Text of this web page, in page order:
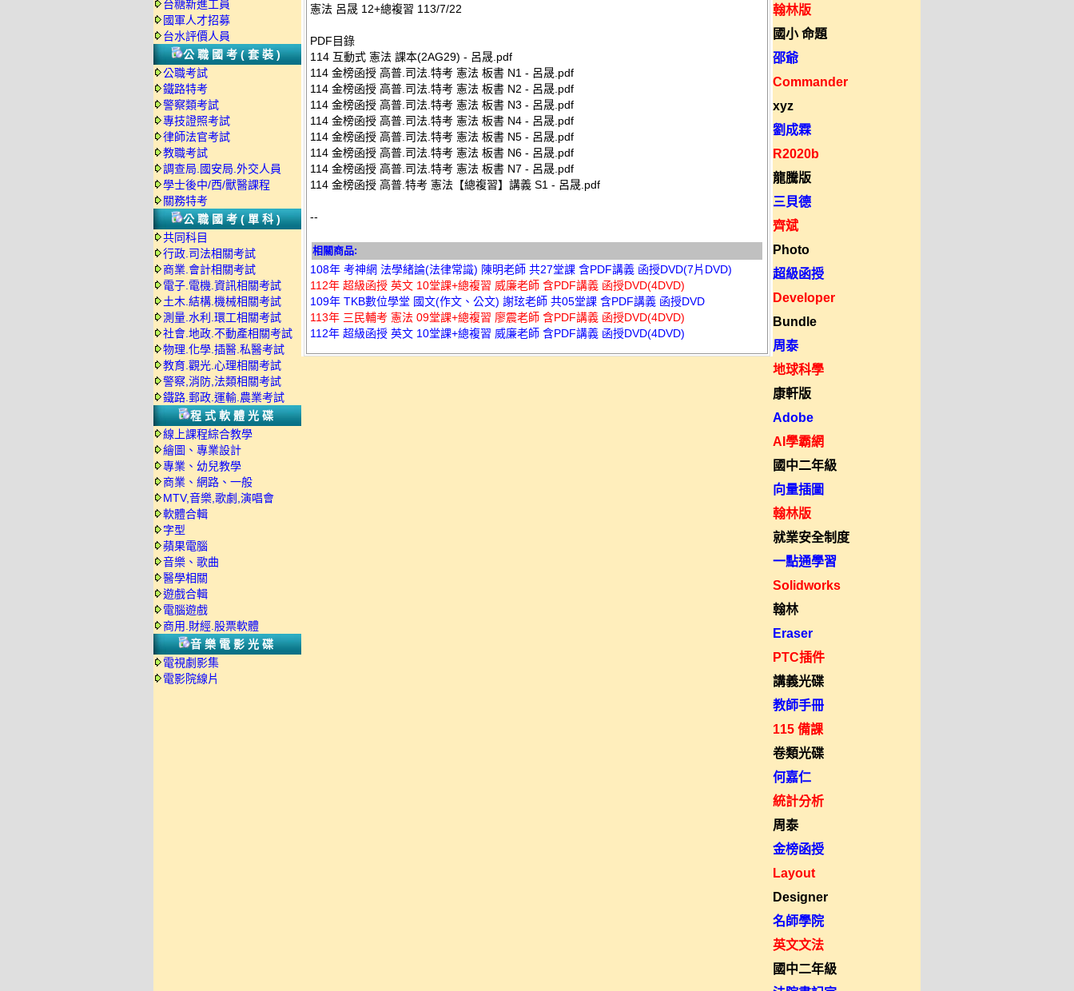
台糖新進工員
國軍人才招募
台水評價人員
公職國考(套裝)
公職考試
鐵路特考
警察類考試
專技證照考試
律師法官考試
教職考試
調查局.國安局.外交人員
學士後中/西/獸醫課程
關務特考
公職國考(單科)
共同科目
行政.司法相關考試
商業.會計相關考試
電子.電機.資訊相關考試
土木.結構.機械相關考試
測量.水利.環工相關考試
社會.地政.不動產相關考試
物理.化學.插醫.私醫考試
教育.觀光.心理相關考試
警察,消防,法類相關考試
鐵路.郵政.運輸.農業考試
程式軟體光碟
線上課程綜合教學
繪圖、專業設計
專業、幼兒教學
商業、網路、一般
MTV,音樂,歌劇,演唱會
軟體合輯
字型
蘋果電腦
音樂、歌曲
醫學相關
遊戲合輯
電腦遊戲
商用.財經.股票軟體
音樂電影光碟
電視劇影集
電影院線片
憲法 呂晟 12+總複習 113/7/22
PDF目錄
114 互動式 憲法 課本(2AG29) - 呂晟.pdf
114 金榜函授 高普.司法.特考 憲法 板書 N1 - 呂晟.pdf
114 金榜函授 高普.司法.特考 憲法 板書 N2 - 呂晟.pdf
114 金榜函授 高普.司法.特考 憲法 板書 N3 - 呂晟.pdf
114 金榜函授 高普.司法.特考 憲法 板書 N4 - 呂晟.pdf
114 金榜函授 高普.司法.特考 憲法 板書 N5 - 呂晟.pdf
114 金榜函授 高普.司法.特考 憲法 板書 N6 - 呂晟.pdf
114 金榜函授 高普.司法.特考 憲法 板書 N7 - 呂晟.pdf
114 金榜函授 高普.特考 憲法【總複習】講義 S1 - 呂晟.pdf
--
相關商品:
108年 考神網 法學緒論(法律常識) 陳明老師 共27堂課 含PDF講義 函授DVD(7片DVD)
112年 超級函授 英文 10堂課+總複習 威廉老師 含PDF講義 函授DVD(4DVD)
109年 TKB數位學堂 國文(作文、公文) 謝玹老師 共05堂課 含PDF講義 函授DVD
113年 三民輔考 憲法 09堂課+總複習 廖震老師 含PDF講義 函授DVD(4DVD)
112年 超級函授 英文 10堂課+總複習 威廉老師 含PDF講義 函授DVD(4DVD)
翰林版
國小 命題
邵爺
Commander
xyz
劉成霖
R2020b
龍騰版
三貝德
齊斌
Photo
超級函授
Developer
Bundle
周泰
地球科學
康軒版
Adobe
AI學霸網
國中二年級
向量插圖
翰林版
就業安全制度
一點通學習
Solidworks
翰林
Eraser
PTC插件
講義光碟
教師手冊
115 備課
卷類光碟
何嘉仁
統計分析
周泰
金榜函授
Layout
Designer
名師學院
英文文法
國中二年級